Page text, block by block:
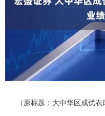
（原标题：大中华区成优